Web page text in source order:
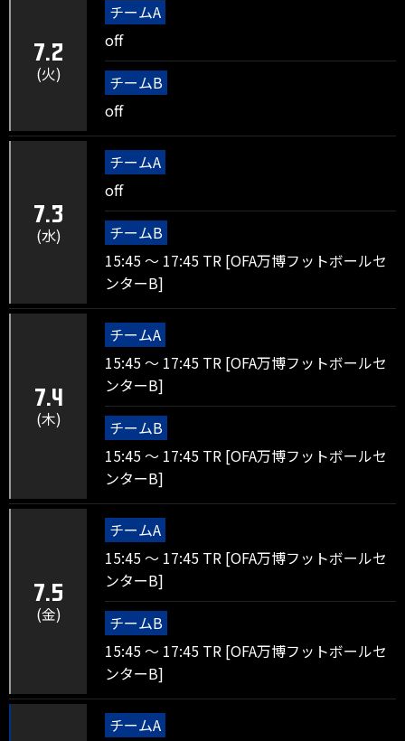
7.2
(火)
チームA
off
チームB
off
7.3
(水)
チームA
off
チームB
15:45 ～ 17:45 TR [OFA万博フットボールセ
ンターB]
7.4
(木)
チームA
15:45 ～ 17:45 TR [OFA万博フットボールセ
ンターB]
チームB
15:45 ～ 17:45 TR [OFA万博フットボールセ
ンターB]
7.5
(金)
チームA
15:45 ～ 17:45 TR [OFA万博フットボールセ
ンターB]
チームB
15:45 ～ 17:45 TR [OFA万博フットボールセ
ンターB]
チームA